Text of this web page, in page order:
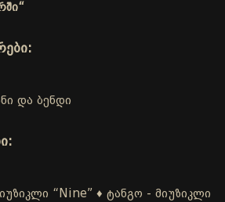
და ბენდი
“Nine” ♦ ტანგო - მიუზიკლი